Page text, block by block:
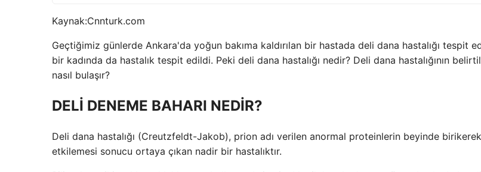
Kaynak:Cnnturk.com
Geçtiğimiz günlerde Ankara'da yoğun bakıma kaldırılan bir hastada deli dana hastalığı tespit
bir kadında da hastalık tespit edildi. Peki deli dana hastalığı nedir? Deli dana hastalığının
nasıl bulaşır?
DELİ DENEME BAHARI NEDİR?
Deli dana hastalığı (Creutzfeldt-Jakob), prion adı verilen anormal proteinlerin beyinde
etkilemesi sonucu ortaya çıkan nadir bir hastalıktır.